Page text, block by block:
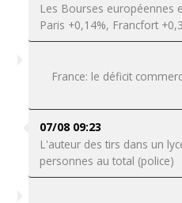
Les Bourses européennes
Paris +0,14%, Francfort
France: le déficit
07/08 09:23
L'auteur des tirs dans un
personnes au total (police)